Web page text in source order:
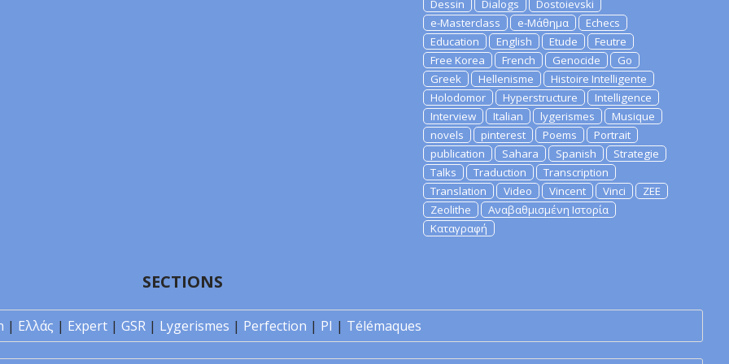
Dessin
Dialogs
Dostoievski
e-Masterclass
e-Μάθημα
Echecs
Education
English Etude
Feutre
Free Korea
French Genocide
Go
Greek
Hellenisme
Histoire Intelligente
Holodomor
Hyperstructure
Intelligence
Interview
Italian lygerismes
Musique
novels
pinterest Poems
Portrait
publication
Sahara Spanish
Strategie
Talks
Traduction
Transcription
Translation
Video Vincent Vinci
ZEE
Zeolithe
Αναβαθμισμένη Ιστορία
Καταγραφή
SECTIONS
| Ελλάς | Expert | GSR | Lygerismes | Perfection | PI | Télémaques